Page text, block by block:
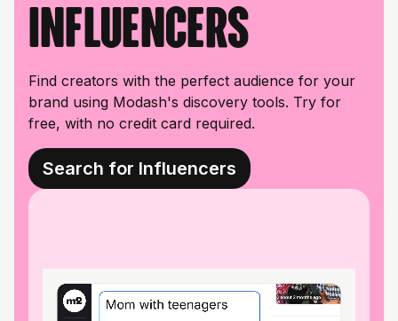
influencers
Find creators with the perfect audience for your
brand using Modash's discovery tools. Try for
free, with no credit card required.
Search for Influencers